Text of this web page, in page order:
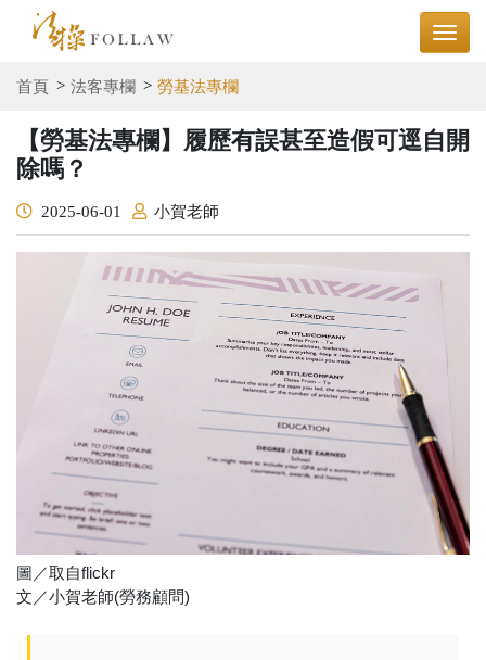
首頁 法客專欄 勞基法專欄
【勞基法專欄】履歷有誤甚至造假可逕自開
除嗎？
2025-06-01 小賀老師
圖／取自flickr
文／小賀老師(勞務顧問)